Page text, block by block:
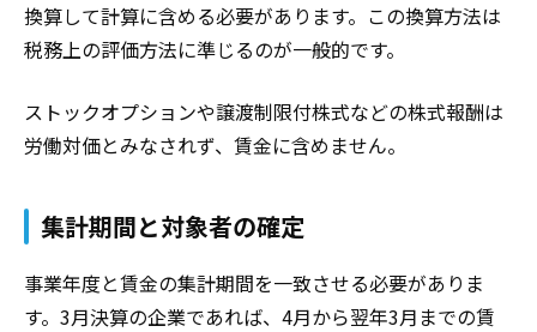
換算して計算に含める必要があります。この換算方法は
税務上の評価方法に準じるのが一般的です。
ストックオプションや譲渡制限付株式などの株式報酬は
労働対価とみなされず、賃金に含めません。
集計期間と対象者の確定
事業年度と賃金の集計期間を一致させる必要がありま
す。3月決算の企業であれば、4月から翌年3月までの賃